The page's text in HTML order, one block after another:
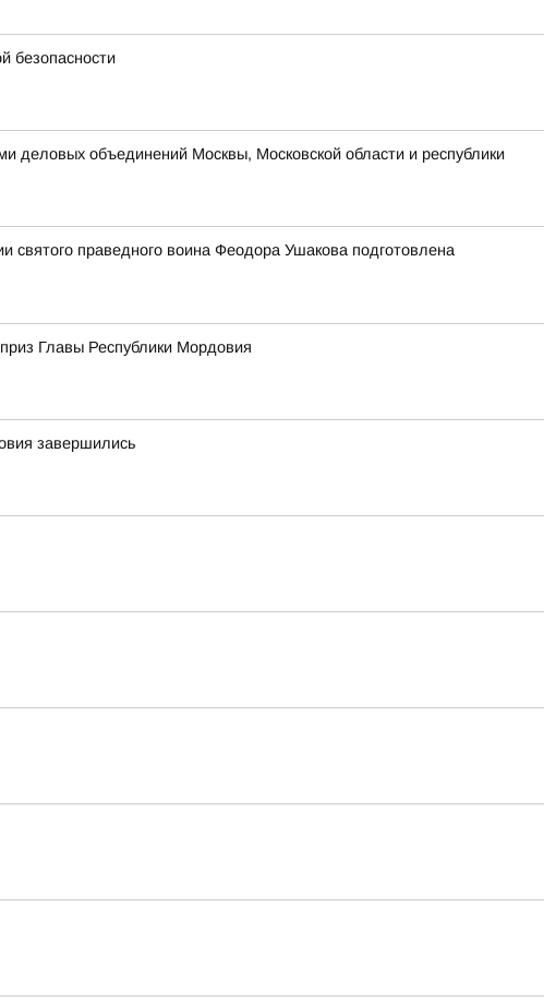
безопасности
деловых объединений Москвы, Московской области и республики
праведного воина Феодора Ушакова подготовлена
Главы Республики Мордовия
завершились